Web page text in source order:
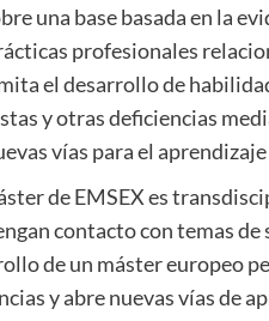
una base basada en la
profesionales
el desarrollo de
y otras deficiencias
vías para el
de EMSEX es
contacto con temas
de un máster europeo
y abre nuevas vías de